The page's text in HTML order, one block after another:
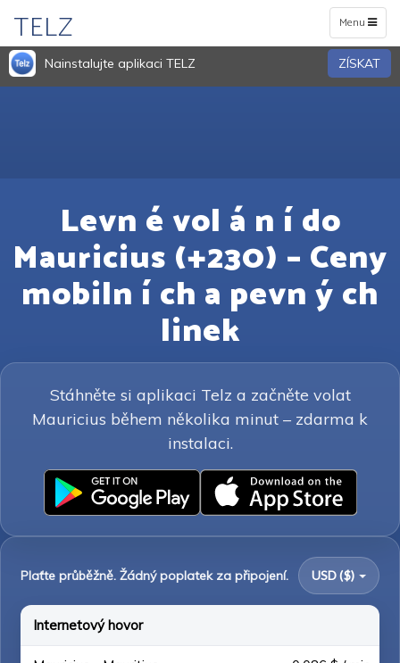
Toggle
navigation
Menu
TELZ
Nainstalujte aplikaci TELZ ZÍSKAT
Levn é vol á n í do
Mauricius (+230) – Ceny
mobiln í ch a pevn ý ch
linek
Stáhněte si aplikaci Telz a začněte volat
Mauricius během několika minut – zdarma k
instalaci.
Plaťte průběžně. Žádný poplatek za připojení. USD ($)
Internetový hovor